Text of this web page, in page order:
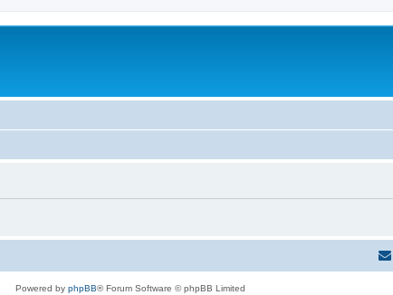
Powered by phpBB® Forum Software © phpBB Limited